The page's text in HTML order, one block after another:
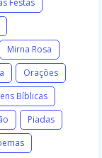
Festas
Mirna Rosa
Orações
Bíblicas
Piadas